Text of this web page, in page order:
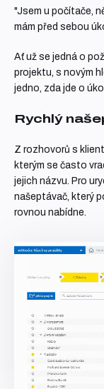
"Jsem u počítače,
mám před sebou
Ať už se jedná o
projektu, s novým
jedno, zda jde o
Rychlý
Z rozhovorů s
kterým se často
jejich názvu. Pro
našeptávač, který
rovnou nabídne.